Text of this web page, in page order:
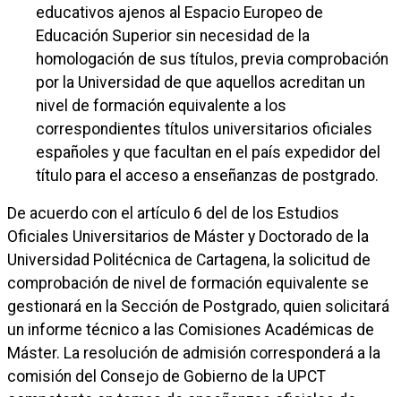
educativos ajenos al Espacio Europeo de
Educación Superior sin necesidad de la
homologación de sus títulos, previa comprobación
por la Universidad de que aquellos acreditan un
nivel de formación equivalente a los
correspondientes títulos universitarios oficiales
españoles y que facultan en el país expedidor del
título para el acceso a enseñanzas de postgrado.
De acuerdo con el artículo 6 del de los Estudios
Oficiales Universitarios de Máster y Doctorado de la
Universidad Politécnica de Cartagena, la solicitud de
comprobación de nivel de formación equivalente se
gestionará en la Sección de Postgrado, quien solicitará
un informe técnico a las Comisiones Académicas de
Máster. La resolución de admisión corresponderá a la
comisión del Consejo de Gobierno de la UPCT